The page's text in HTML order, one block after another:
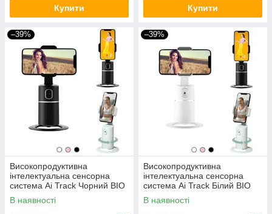
Купити Купити
–39%
Високопродуктивна
інтелектуальна сенсорна
система Ai Track Чорний BIO
В наявності
–39%
Високопродуктивна
інтелектуальна сенсорна
система Ai Track Білий BIO
В наявності